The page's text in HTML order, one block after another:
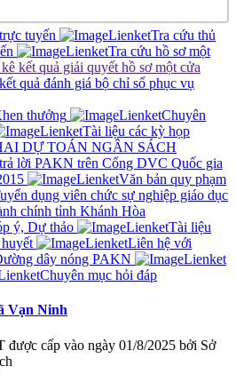
tuyến
Tra cứu thủ
Tra cứu hồ sơ một
kết quả giải quyết hồ sơ một cửa
quả đánh giá bộ chỉ sổ phục vụ
thưởng
Chuyên
Tài liệu các kỳ họp
DỰ TOÁN NGÂN SÁCH
lời PAKN trên Cổng DVC Quốc gia
Văn bản quy phạm
dụng viên chức sự nghiệp giáo dục
chính tỉnh Khánh Hòa
ý, Dự thảo
Tài liệu
Liên hệ với
dây nóng PAKN
Chuyên mục hỏi đáp
Vạn Ninh
cấp vào ngày 01/8/2025 bởi Sở